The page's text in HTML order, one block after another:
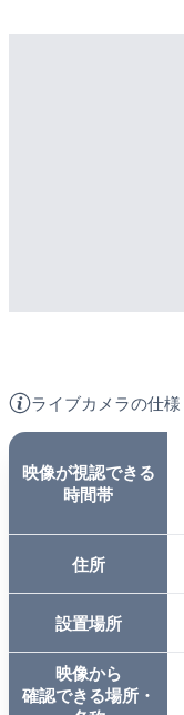
ライブカメラの仕様
映像が視認できる
時間帯
住所
設置場所
映像から
確認できる場所・